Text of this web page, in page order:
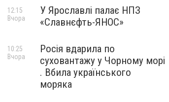
У Ярославлі палає НПЗ
«Славнєфть-ЯНОС»
12:15
Вчора
Росія вдарила по
суховантажу у Чорному морі
. Вбила українського
моряка
10:25
Вчора